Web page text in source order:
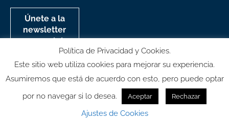
Únete a la
newsletter
mensual de
Ibercivis
© All rights reserved
Política de Privacidad y Cookies.
Este sitio web utiliza cookies para mejorar su experiencia.
Asumiremos que está de acuerdo con esto, pero puede optar
por no navegar si lo desea.
Aceptar Rechazar
Ajustes de Cookies